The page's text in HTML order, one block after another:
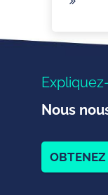
Nous
OBTENEZ